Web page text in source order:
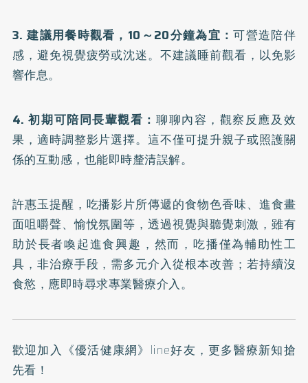
3. 建議用餐時觀看，10～20分鐘為宜：可營造陪伴
感，避免視覺疲勞或沈迷。不建議睡前觀看，以免影
響作息。
4. 初期可陪同長輩觀看：聊聊內容，觀察反應及效
果，適時調整影片選擇。這不僅可提升親子或照護關
係的互動感，也能即時釐清誤解。
許惠玉提醒，吃播影片所傳遞的食物色香味、進食畫
面咀嚼聲、愉悅氛圍等，透過視覺與聽覺刺激，雖有
助於長者喚起進食興趣，然而，吃播僅為輔助性工
具，非治療手段，需多元介入從根本改善；若持續沒
食慾，應即時尋求專業醫療介入。
歡迎加入 《優活健康網》line好友 ，更多醫療新知搶
先看！